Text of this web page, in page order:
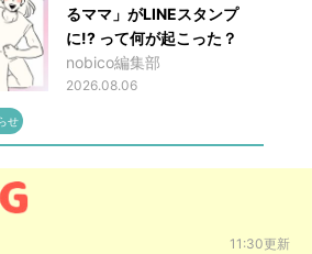
るママ」がLINEスタンプ
に!? って何が起こった？
nobico編集部
2026.08.06
せ
11:30更新